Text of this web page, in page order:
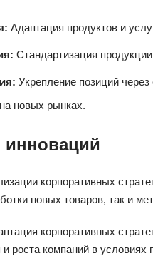
Адаптация продуктов и
Стандартизация
Укрепление позиций
новых рынках.
инноваций
корпоративных
новых товаров, так и
корпоративных
роста компаний в условиях